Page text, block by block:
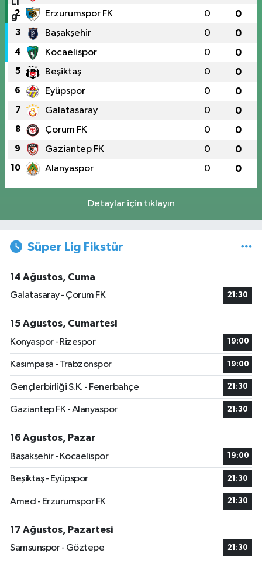
2 Erzurumspor FK 0 0
3 Başakşehir 0 0
4 Kocaelispor 0 0
5 Beşiktaş 0 0
6 Eyüpspor 0 0
7 Galatasaray 0 0
8 Çorum FK 0 0
9 Gaziantep FK 0 0
10 Alanyaspor 0 0
Detaylar için tıklayın
Süper Lig Fikstür
14 Ağustos, Cuma
Galatasaray - Çorum FK
21:30
15 Ağustos, Cumartesi
Konyaspor - Rizespor
19:00
Kasımpaşa - Trabzonspor 19:00
Gençlerbirliği S.K. - Fenerbahçe 21:30
Gaziantep FK - Alanyaspor 21:30
16 Ağustos, Pazar
Başakşehir - Kocaelispor
19:00
Beşiktaş - Eyüpspor 21:30
Amed - Erzurumspor FK 21:30
17 Ağustos, Pazartesi
Samsunspor - Göztepe
21:30